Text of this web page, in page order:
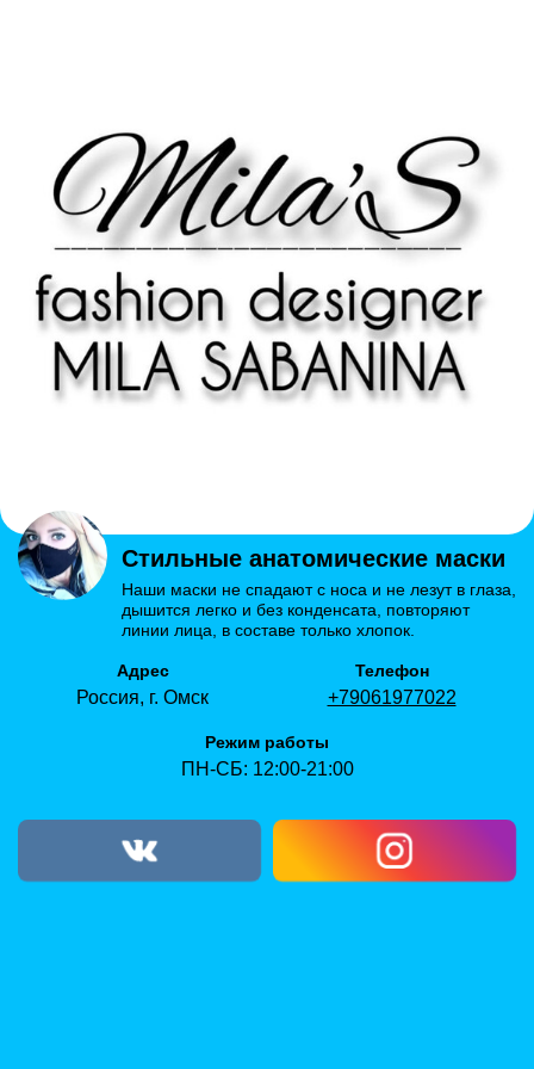
Стильные анатомические маски
Наши маски не спадают с носа и не лезут в глаза,
дышится легко и без конденсата, повторяют
линии лица, в составе только хлопок.
Адрес
Россия, г. Омск
Телефон
+79061977022
Режим работы
ПН-СБ: 12:00-21:00